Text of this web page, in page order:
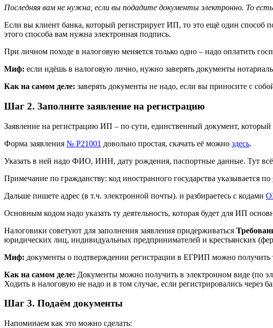
Последняя вам не нужна, если вы подадите документы электронно. То
Если вы клиент банка, который регистрирует ИП, то это ещё один способ
этого способа вам нужна электронная подпись.
При личном походе в налоговую меняется только одно – надо оплатить
Миф: если идёшь в налоговую лично, нужно заверять документы
Как на самом деле: заверять документы не надо, если вы приносите с
Шаг 2. Заполните заявление на регистрацию
Заявление на регистрацию ИП – по сути, единственный документ,
Форма заявления № Р21001 довольно простая, скачать её можно здесь.
Указать в ней надо ФИО, ИНН, дату рождения, паспортные данные. Тут
Примечание по гражданству: код иностранного государства указывается по
Дальше пишете адрес (в т.ч. электронной почты). и разбираетесь с кодами
Основным кодом надо указать ту деятельность, которая будет для ИП
Налоговики советуют для заполнения заявления придерживаться
юридических лиц, индивидуальных предпринимателей и крестьянских
Миф: документы о подтверждении регистрации в ЕГРИП можно получить
Как на самом деле: Документы можно получить в электронном виде (по
Ходить в налоговую не надо и в том случае, если регистрировались через
Шаг 3. Подаём документы
Напоминаем как это можно сделать: